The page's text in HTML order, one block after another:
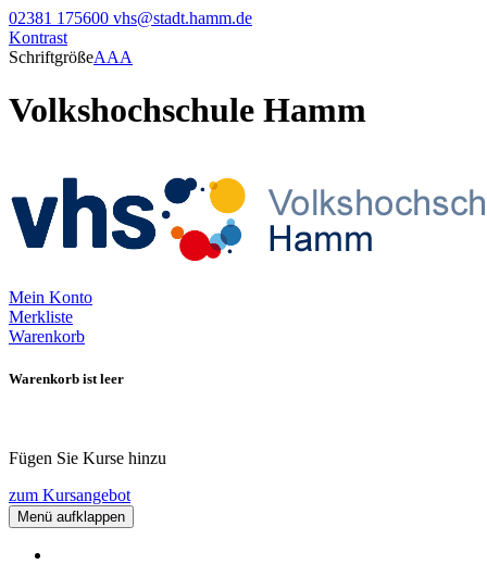
02381 175600 vhs@stadt.hamm.de
Kontrast
SchriftgrößeAAA
Volkshochschule Hamm
Mein Konto
Merkliste
Warenkorb
Warenkorb ist leer
Fügen Sie Kurse hinzu
zum Kursangebot
Menü aufklappen